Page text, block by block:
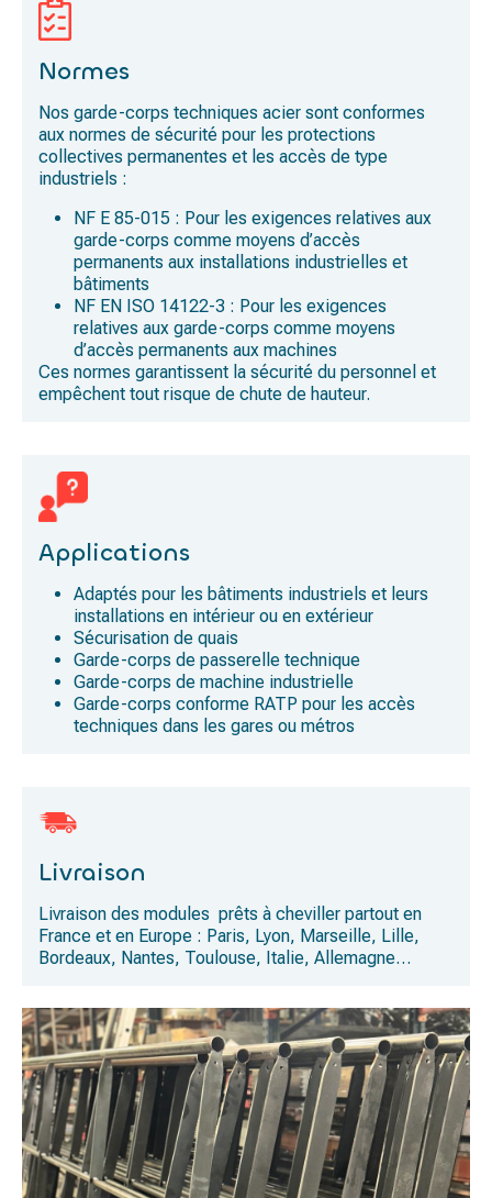
Normes
Nos garde-corps techniques acier sont conformes
aux normes de sécurité pour les protections
collectives permanentes et les accès de type
industriels :
NF E 85-015 : Pour les exigences relatives aux
garde-corps comme moyens d’accès
permanents aux installations industrielles et
bâtiments
NF EN ISO 14122-3 : Pour les exigences
relatives aux garde-corps comme moyens
d’accès permanents aux machines
Ces normes garantissent la sécurité du personnel et
empêchent tout risque de chute de hauteur.
Applications
Adaptés pour les bâtiments industriels et leurs
installations en intérieur ou en extérieur
Sécurisation de quais
Garde-corps de passerelle technique
Garde-corps de machine industrielle
Garde-corps conforme RATP pour les accès
techniques dans les gares ou métros
Livraison
Livraison des modules prêts à cheviller partout en
France et en Europe : Paris, Lyon, Marseille, Lille,
Bordeaux, Nantes, Toulouse, Italie, Allemagne…